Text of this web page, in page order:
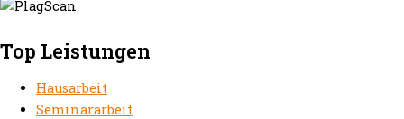
Top Leistungen
Hausarbeit
Seminararbeit